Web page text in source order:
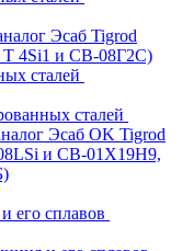
Эсаб Tigrod
T 4Si1 и СВ-08Г2С)
сталей
сталей
Эсаб OK Tigrod
и СВ-01Х19Н9,
его сплавов